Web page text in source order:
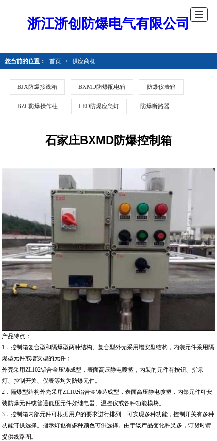
浙江浙创防爆电气有限公司
您当前的位置： 首页 > 供应商机
BJX防爆接线箱 BXMD防爆配电箱 防爆仪表箱
BZC防爆操作柱 LED防爆应急灯 防爆断路器
石家庄BXMD防爆控制箱
产品特点：
1．控制箱复合型和隔爆型两种结构。复合型外壳采用增安型结构，内装元件采用隔
爆型元件或增安型的元件；
外壳采用ZL102铝合金压铸成型，表面高压静电喷塑，内装的元件有按钮、指示
灯、控制开关、仪表等均为防爆元件。
2．隔爆型结构外壳采用ZL102铝合金铸造成型，表面高压静电喷塑，内部元件可安
装防爆元件或普通低压元件如继电器、温控仪或各种功能模块。
3．控制箱内部元件可根据用户的要求进行排列，可实现多种功能，控制开关有多种
功能可供选择。指示灯也有多种颜色可供选择。由于该产品变化种类多，订货时请
提供线路图。